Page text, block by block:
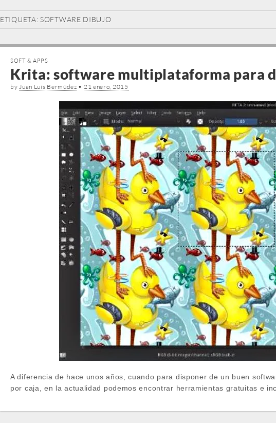
ETIQUETA: SOFTWARE DIBUJO
SOFT & APPS
Krita: software multiplataforma para
byJuan Luis Bermúdez • 21 enero, 2015
A diferencia de hace unos años, cuando para disponer de un buen
por caja, en la actualidad podemos encontrar herramientas gratuitas e